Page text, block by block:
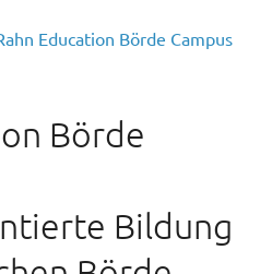
Education Börde Campus
Börde
Bildung